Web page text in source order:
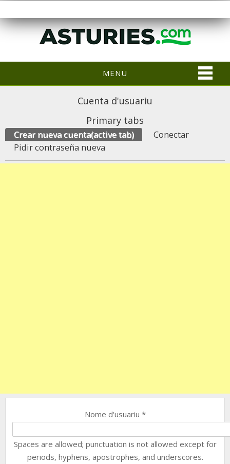
MENU
Cuenta d'usuariu
Primary tabs
Crear nueva cuenta(active tab)
Conectar
Pidir contraseña nueva
Nome d'usuariu *
Spaces are allowed; punctuation is not allowed except for
periods, hyphens, apostrophes, and underscores.